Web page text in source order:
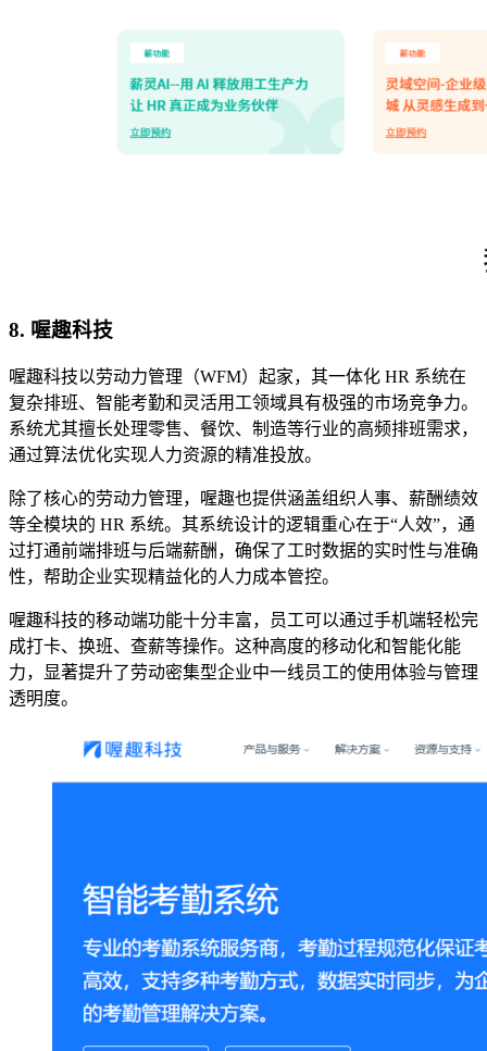
8. 喔趣科技
喔趣科技以劳动力管理（WFM）起家，其一体化 HR 系统在
复杂排班、智能考勤和灵活用工领域具有极强的市场竞争力。
系统尤其擅长处理零售、餐饮、制造等行业的高频排班需求，
通过算法优化实现人力资源的精准投放。
除了核心的劳动力管理，喔趣也提供涵盖组织人事、薪酬绩效
等全模块的 HR 系统。其系统设计的逻辑重心在于“人效”，通
过打通前端排班与后端薪酬，确保了工时数据的实时性与准确
性，帮助企业实现精益化的人力成本管控。
喔趣科技的移动端功能十分丰富，员工可以通过手机端轻松完
成打卡、换班、查薪等操作。这种高度的移动化和智能化能
力，显著提升了劳动密集型企业中一线员工的使用体验与管理
透明度。